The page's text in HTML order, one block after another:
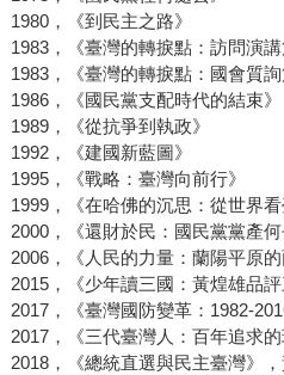
1980，《到民主之路》
1983，《臺灣的轉捩點：訪問演講
1983，《臺灣的轉捩點：國會質詢
1986，《國民黨支配時代的結束》
1989，《從抗爭到執政》
1992，《建國新藍圖》
1995，《戰略：臺灣向前行》
1999，《在哈佛的沉思：從世界看
2000，《還財於民：國民黨黨產何
2006，《人民的力量：蘭陽平原的
2015，《少年讀三國：黃煌雄品評
2017，《臺灣國防變革：1982-
2017，《三代臺灣人：百年追求
2018，《總統直選與民主臺灣》